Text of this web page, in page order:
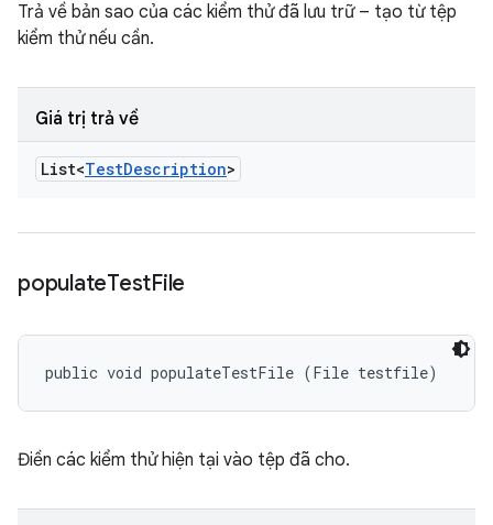
Trả về bản sao của các kiểm thử đã lưu trữ – tạo từ tệp
kiểm thử nếu cần.
Giá trị trả về
List<TestDescription>
populateTestFile
public void populateTestFile (File testfile)
Điền các kiểm thử hiện tại vào tệp đã cho.